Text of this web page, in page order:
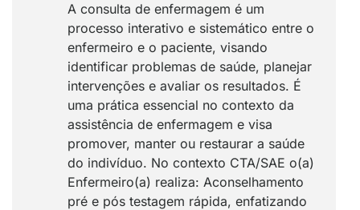
A consulta de enfermagem é um
processo interativo e sistemático entre o
enfermeiro e o paciente, visando
identificar problemas de saúde, planejar
intervenções e avaliar os resultados. É
uma prática essencial no contexto da
assistência de enfermagem e visa
promover, manter ou restaurar a saúde
do indivíduo. No contexto CTA/SAE o(a)
Enfermeiro(a) realiza: Aconselhamento
pré e pós testagem rápida, enfatizando